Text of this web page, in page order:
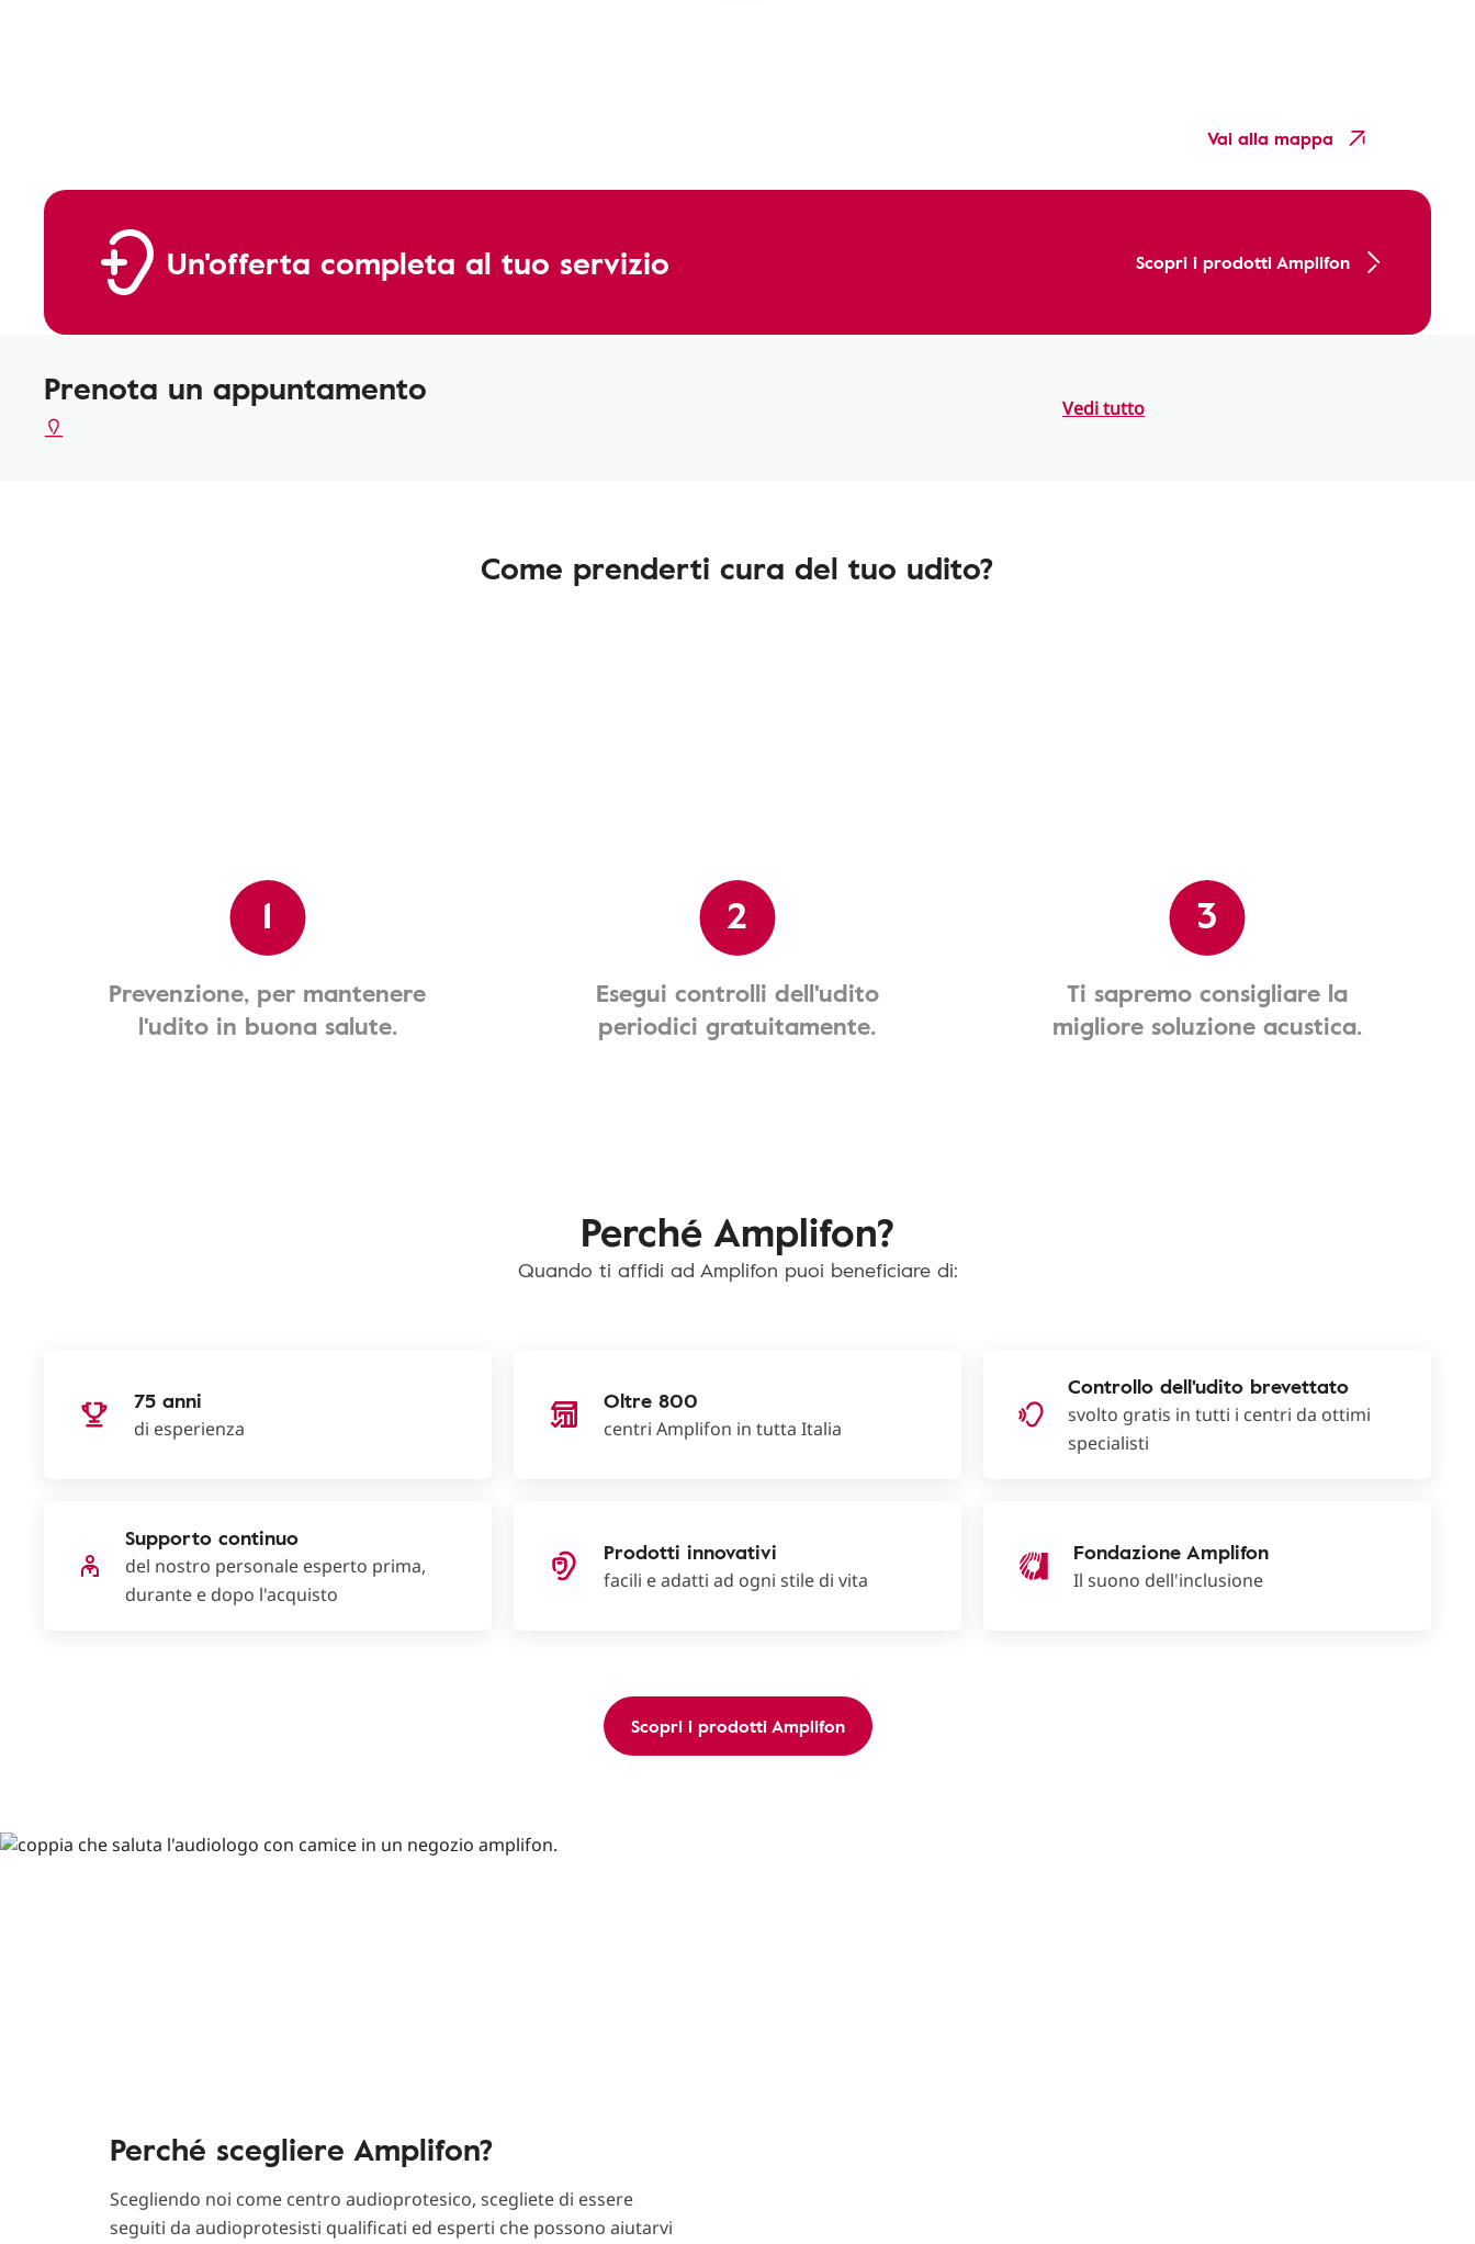
Vai alla mappa
Un'offerta completa al tuo servizio Scopri i prodotti Amplifon
Prenota un appuntamento Vedi tutto
Come prenderti cura del tuo udito?
1
Prevenzione, per mantenere
l'udito in buona salute.
2
Esegui controlli dell'udito
periodici gratuitamente.
3
Ti sapremo consigliare la
migliore soluzione acustica.
Perché Amplifon?
Quando ti affidi ad Amplifon puoi beneficiare di:
75 anni
di esperienza
Oltre 800
centri Amplifon in tutta Italia
Controllo dell'udito brevettato
svolto gratis in tutti i centri da ottimi
specialisti
Supporto continuo
del nostro personale esperto prima,
durante e dopo l'acquisto
Prodotti innovativi
facili e adatti ad ogni stile di vita
Fondazione Amplifon
Il suono dell'inclusione
Scopri i prodotti Amplifon
Perché scegliere Amplifon?
Scegliendo noi come centro audioprotesico, scegliete di essere
seguiti da audioprotesisti qualificati ed esperti che possono aiutarvi